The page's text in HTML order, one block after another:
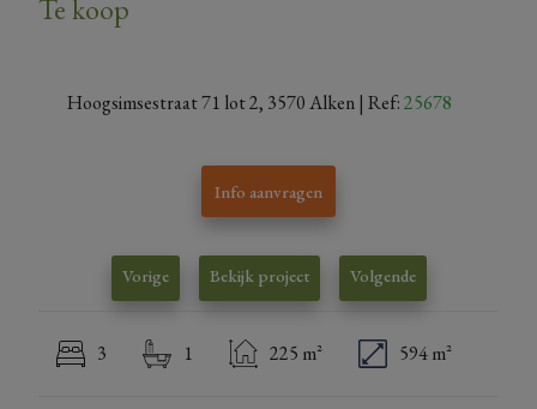
Te koop
Hoogsimsestraat 71 lot 2, 3570 Alken | Ref:25678
Info aanvragen
Vorige Bekijk project Volgende
3 1 225 m² 594 m²